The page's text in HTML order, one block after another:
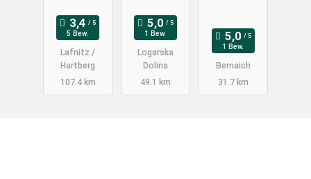
et
Lafnitztal
5 Bew.
Lafnitz /
Hartberg
107.4 km
Logarska
Dolina
1 Bew.
Logarska
Dolina
49.1 km
1 Bew.
Bernaich
31.7 km